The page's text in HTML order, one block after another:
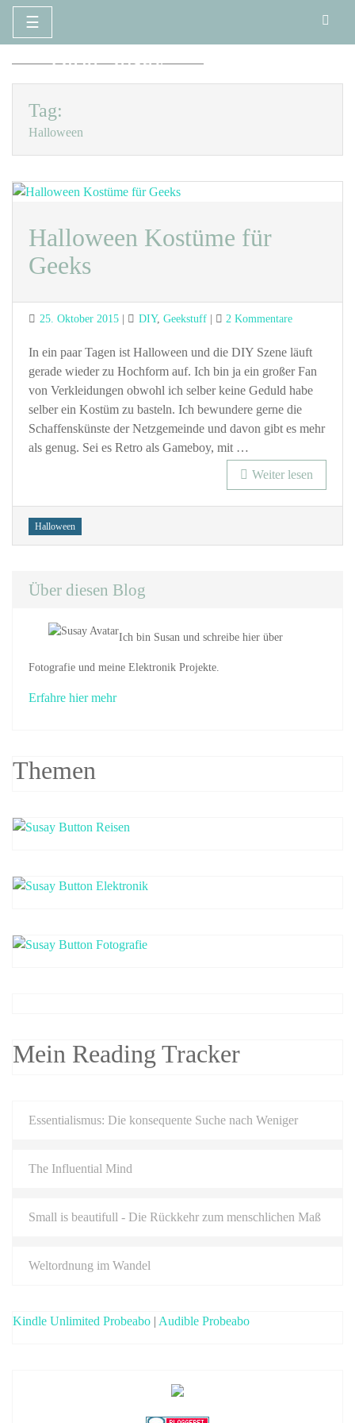
☰
Blog Susay
Tag:
Halloween
Halloween Kostüme für
Geeks
Posted
25. Oktober 2015 Categories
DIY, Geekstuff 2 Kommentarezu
Kostüme
für
Geeks
In ein paar Tagen ist Halloween und die DIY Szene läuft
gerade wieder zu Hochform auf. Ich bin ja ein großer Fan
von Verkleidungen obwohl ich selber keine Geduld habe
selber ein Kostüm zu basteln. Ich bewundere gerne die
Schaffenskünste der Netzgemeinde und davon gibt es mehr
als genug. Sei es Retro als Gameboy, mit …
Weiter lesen
Tags
Halloween
Über diesen Blog
Ich bin Susan und schreibe hier über
Fotografie und meine Elektronik Projekte.
Erfahre hier mehr
Themen
Mein Reading Tracker
Essentialismus: Die konsequente Suche nach Weniger
The Influential Mind
Small is beautifull - Die Rückkehr zum menschlichen Maß
Weltordnung im Wandel
Kindle Unlimited Probeabo | Audible Probeabo